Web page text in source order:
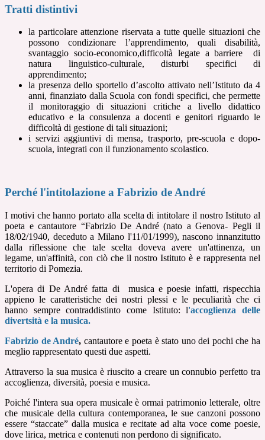
Tratti distintivi
la particolare attenzione riservata a tutte quelle situazioni che
possono condizionare l’apprendimento, quali disabilità,
svantaggio socio-economico,difficoltà legate a barriere di
natura linguistico-culturale, disturbi specifici di
apprendimento;
la presenza dello sportello d’ascolto attivato nell’Istituto da 4
anni, finanziato dalla Scuola con fondi specifici, che permette
il monitoraggio di situazioni critiche a livello didattico
educativo e la consulenza a docenti e genitori riguardo le
difficoltà di gestione di tali situazioni;
i servizi aggiuntivi di mensa, trasporto, pre-scuola e dopo-
scuola, integrati con il funzionamento scolastico.
Perché l'intitolazione a Fabrizio de André
I motivi che hanno portato alla scelta di intitolare il nostro Istituto al
poeta e cantautore “Fabrizio De André (nato a Genova- Pegli il
18/02/1940, deceduto a Milano l'11/01/1999), nascono innanzitutto
dalla riflessione che tale scelta doveva avere un'attinenza, un
legame, un'affinità, con ciò che il nostro Istituto è e rappresenta nel
territorio di Pomezia.
L'opera di De André fatta di
musica e poesie infatti, rispecchia
appieno le caratteristiche dei nostri plessi e le peculiarità che ci
hanno sempre contraddistinto come Istituto: l'accoglienza delle
divertsità e la musica.
Fabrizio de André, cantautore e poeta è stato uno dei pochi che ha
meglio rappresentato questi due aspetti.
Attraverso la sua musica è riuscito a creare un connubio perfetto tra
accoglienza, diversità, poesia e musica.
Poiché l'intera sua opera musicale è ormai patrimonio letterale, oltre
che musicale della cultura contemporanea, le sue canzoni possono
essere “staccate” dalla musica e recitate ad alta voce come poesie,
dove lirica, metrica e contenuti non perdono di significato.